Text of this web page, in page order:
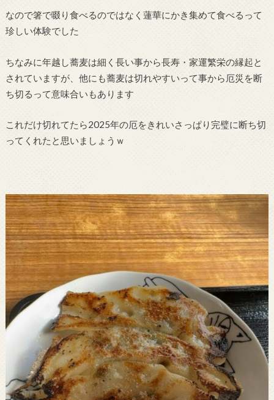
なので箸で啜り食べるのではなく蓮華にかき集めて食べるって
珍しい体験でした
ちなみに年越し蕎麦は細く長い事から長寿・家運繁栄の縁起と
されていますが、他にも蕎麦は切れやすいって事から厄災を断
ち切るって意味合いもあります
これだけ切れてたら2025年の厄をきれいさっぱり完璧に断ち切
ってくれたと思いましょうｗ